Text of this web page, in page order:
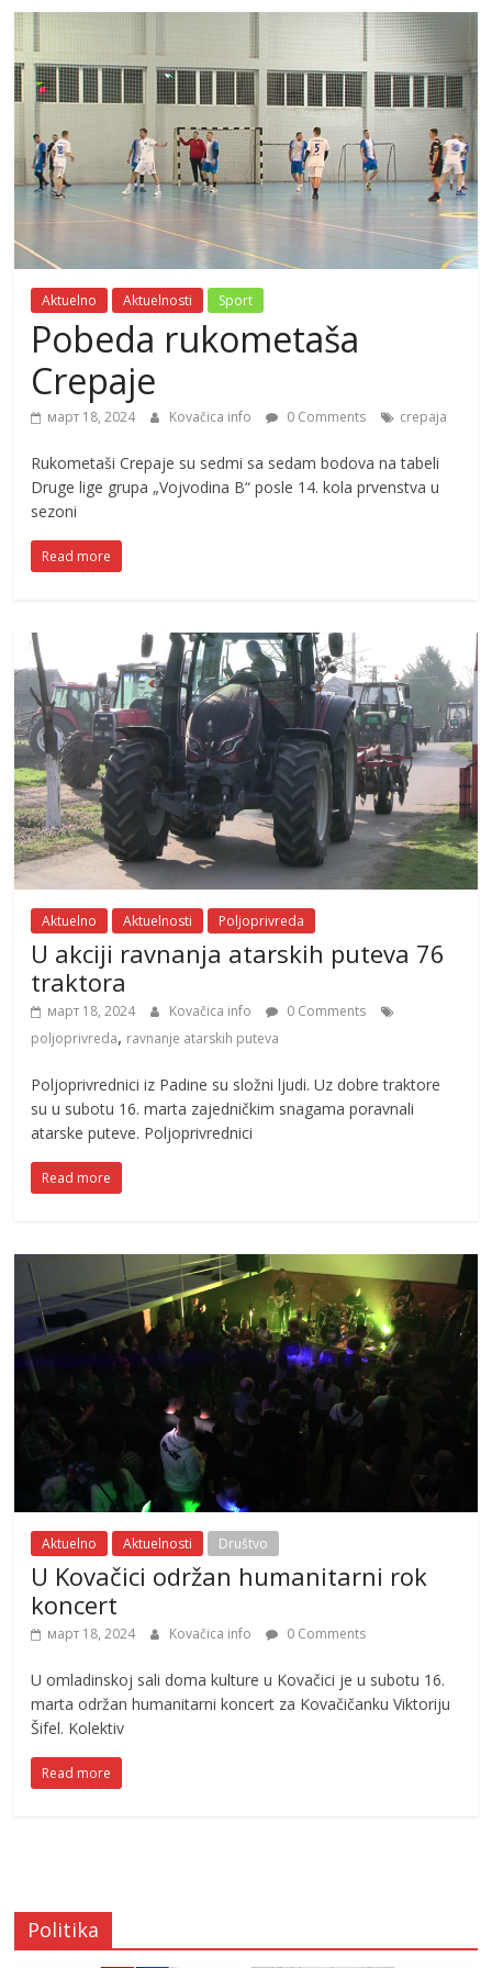
Aktuelno Aktuelnosti Sport
Pobeda rukometaša
Crepaje
март 18, 2024 Kovačica info 0 Comments crepaja
Rukometaši Crepaje su sedmi sa sedam bodova na tabeli
Druge lige grupa „Vojvodina B“ posle 14. kola prvenstva u
sezoni
Read more
Aktuelno Aktuelnosti Poljoprivreda
U akciji ravnanja atarskih puteva 76
traktora
март 18, 2024 Kovačica info
0 Comments
poljoprivreda, ravnanje atarskih puteva
Poljoprivrednici iz Padine su složni ljudi. Uz dobre traktore
su u subotu 16. marta zajedničkim snagama poravnali
atarske puteve. Poljoprivrednici
Read more
Aktuelno Aktuelnosti Društvo
U Kovačici održan humanitarni rok
koncert
март 18, 2024 Kovačica info 0 Comments
U omladinskoj sali doma kulture u Kovačici je u subotu 16.
marta održan humanitarni koncert za Kovačičanku Viktoriju
Šifel. Kolektiv
Read more
Politika